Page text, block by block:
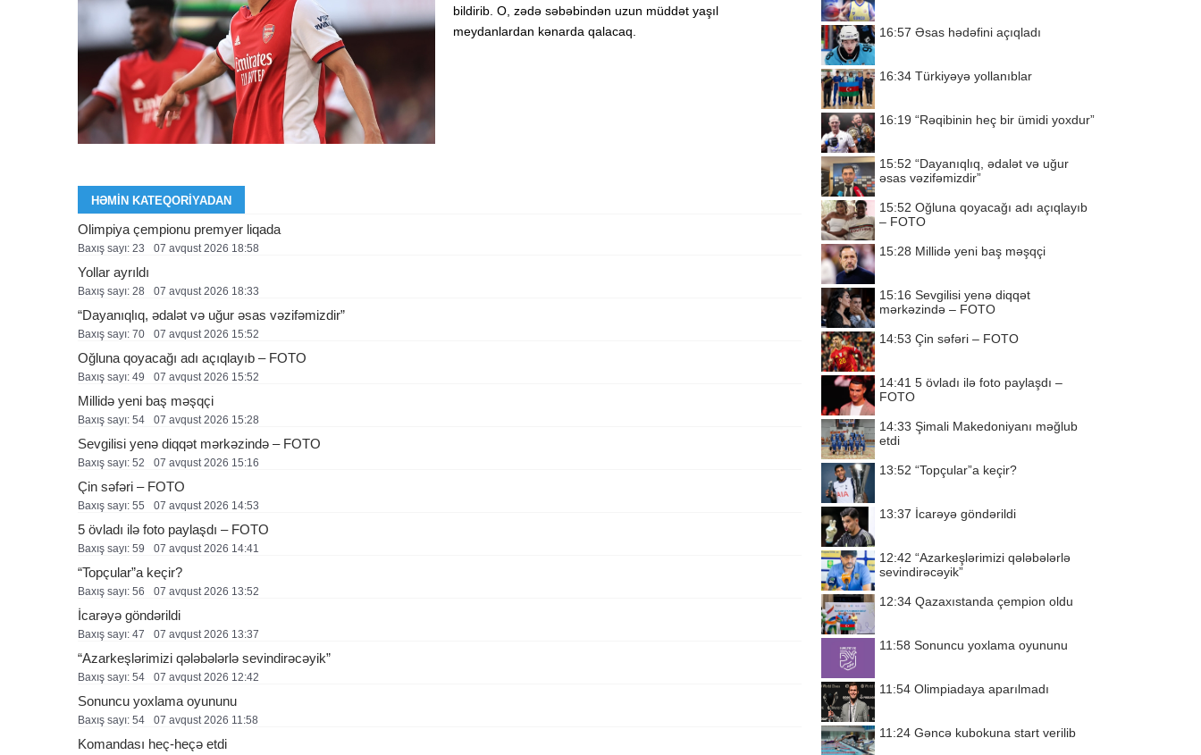
bildirib. O, zədə səbəbindən uzun müddət yaşıl
meydanlardan kənarda qalacaq.
HƏMIN KATEQORIYADAN
Olimpiya çempionu premyer liqada
Baxış sayı: 23 07 avqust 2026 18:58
Yollar ayrıldı
Baxış sayı: 28 07 avqust 2026 18:33
“Dayanıqlıq, ədalət və uğur əsas vəzifəmizdir”
Baxış sayı: 70 07 avqust 2026 15:52
Oğluna qoyacağı adı açıqlayıb – FOTO
Baxış sayı: 49 07 avqust 2026 15:52
Millidə yeni baş məşqçi
Baxış sayı: 54 07 avqust 2026 15:28
Sevgilisi yenə diqqət mərkəzində – FOTO
Baxış sayı: 52 07 avqust 2026 15:16
Çin səfəri – FOTO
Baxış sayı: 55 07 avqust 2026 14:53
5 övladı ilə foto paylaşdı – FOTO
Baxış sayı: 59 07 avqust 2026 14:41
“Topçular”a keçir?
Baxış sayı: 56 07 avqust 2026 13:52
İcarəyə göndərildi
Baxış sayı: 47 07 avqust 2026 13:37
“Azarkeşlərimizi qələbələrlə sevindirəcəyik”
Baxış sayı: 54 07 avqust 2026 12:42
Sonuncu yoxlama oyununu
Baxış sayı: 54 07 avqust 2026 11:58
Komandası heç-heçə etdi
16:57 Əsas hədəfini açıqladı
16:34 Türkiyəyə yollanıblar
16:19 “Rəqibinin heç bir ümidi yoxdur”
15:52 “Dayanıqlıq, ədalət və uğur
əsas vəzifəmizdir”
15:52 Oğluna qoyacağı adı açıqlayıb
– FOTO
15:28 Millidə yeni baş məşqçi
15:16 Sevgilisi yenə diqqət
mərkəzində – FOTO
14:53 Çin səfəri – FOTO
14:41 5 övladı ilə foto paylaşdı –
FOTO
14:33 Şimali Makedoniyanı məğlub
etdi
13:52 “Topçular”a keçir?
13:37 İcarəyə göndərildi
12:42 “Azarkeşlərimizi qələbələrlə
sevindirəcəyik”
12:34 Qazaxıstanda çempion oldu
11:58 Sonuncu yoxlama oyununu
11:54 Olimpiadaya aparılmadı
11:24 Gəncə kubokuna start verilib